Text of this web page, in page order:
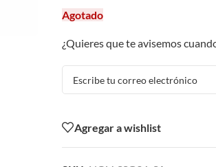
Agotado
¿Quieres que te avisemos
Agregar a wishlist